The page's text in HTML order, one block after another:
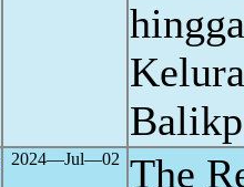
2024―Jul―02 The